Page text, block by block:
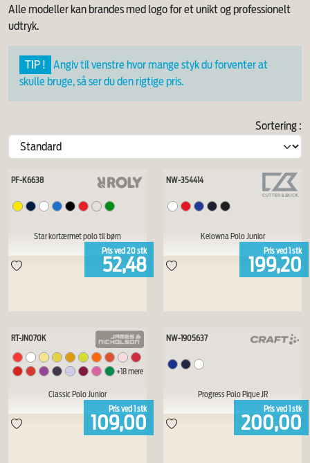
Alle modeller kan brandes med logo for et unikt og professionelt
udtryk.
TIP !
Angiv til venstre hvor mange styk du forventer at
skulle bruge, så ser du den rigtige pris.
Sortering :
PF-K6638
Star kortærmet polo til børn
Pris ved 20stk
52,48
NW-354414
Kelowna Polo Junior
Pris ved 1 stk
199,20
RT-JN070K
+18mere
Classic Polo Junior
Pris ved 1 stk
109,00
NW-1905637
Progress Polo Pique JR
Pris ved 1 stk
200,00